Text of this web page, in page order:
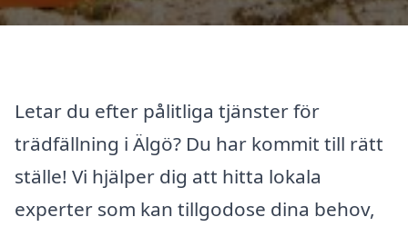
Letar du efter pålitliga tjänster för
trädfällning i Älgö? Du har kommit till rätt
ställe! Vi hjälper dig att hitta lokala
experter som kan tillgodose dina behov,